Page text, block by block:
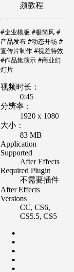
频教程
#企业模版 #极简风 #
产品发布 #动态开场 #
宣传片制作 #视差特效
#作品集演示 #商业幻
灯片
视频时长：
0:45
分辨率：
1920 x 1080
大小：
83 MB
Application
Supported
After Effects
Required Plugin
不需要插件
After Effects
Versions
CC, CS6,
CS5.5, CS5